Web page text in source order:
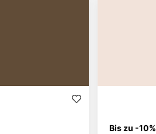
Bis zu -